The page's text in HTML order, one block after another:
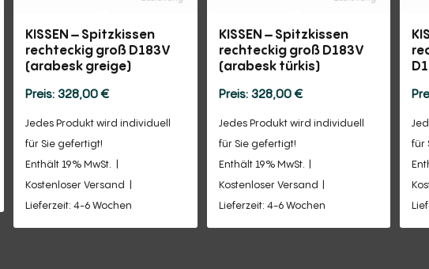
KISSEN – Spitzkissen
rechteckig groß D183V
(arabesk greige)
328,00€
Jedes Produkt wird individuell
für Sie gefertigt!
Enthält 19% MwSt.
Kostenloser Versand
Lieferzeit: 4-6 Wochen
KISSEN – Spitzkissen
rechteckig groß D183V
(arabesk türkis)
328,00€
Jedes Produkt wird individuell
für Sie gefertigt!
Enthält 19% MwSt.
Kostenloser Versand
Lieferzeit: 4-6 Wochen
für